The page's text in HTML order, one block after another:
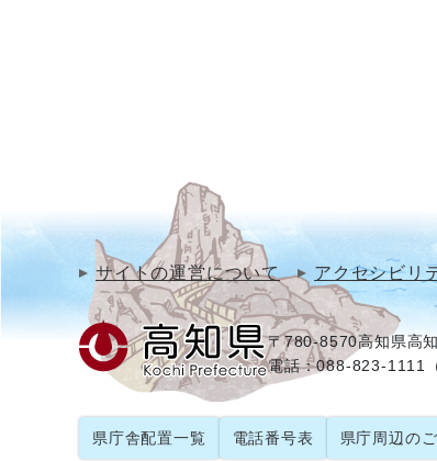
サイトの運営について アクセシビリ
〒780-8570高知県高
電話：088-823-1111
県庁舎配置一覧 電話番号表 県庁周辺の